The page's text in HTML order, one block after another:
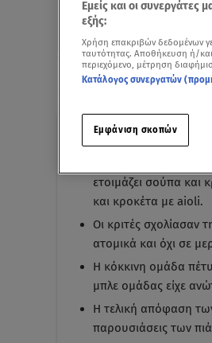
Ακούστε το άρθρο5:59
Με μια ματιά-by STAR
ετοιμάζει σούπα
και κροκέτα με aioli.
Οι κριτές σχολίασαν
ατομικά και όχι σε
Η κόκκινη ομάδα
μπλε ομάδας είχε
Η τελική απόφαση
παρουσιάσεις των
Εμείς και οι συνεργάτες
εξής:
Χρήση επακριβών δεδομένων
ταυτότητας. Αποθήκευση ή/
περιεχόμενο, μέτρηση
Κατάλογος συνεργατών
Εμφάνιση σκοπών